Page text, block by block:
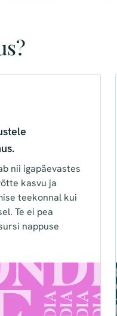
nii igapäevastes
kasvu ja
teekonnal kui
Te ei pea
nappuse